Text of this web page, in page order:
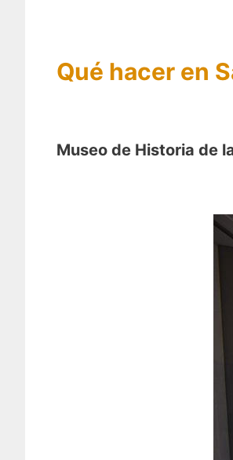
Qué hacer en
Museo de Historia de